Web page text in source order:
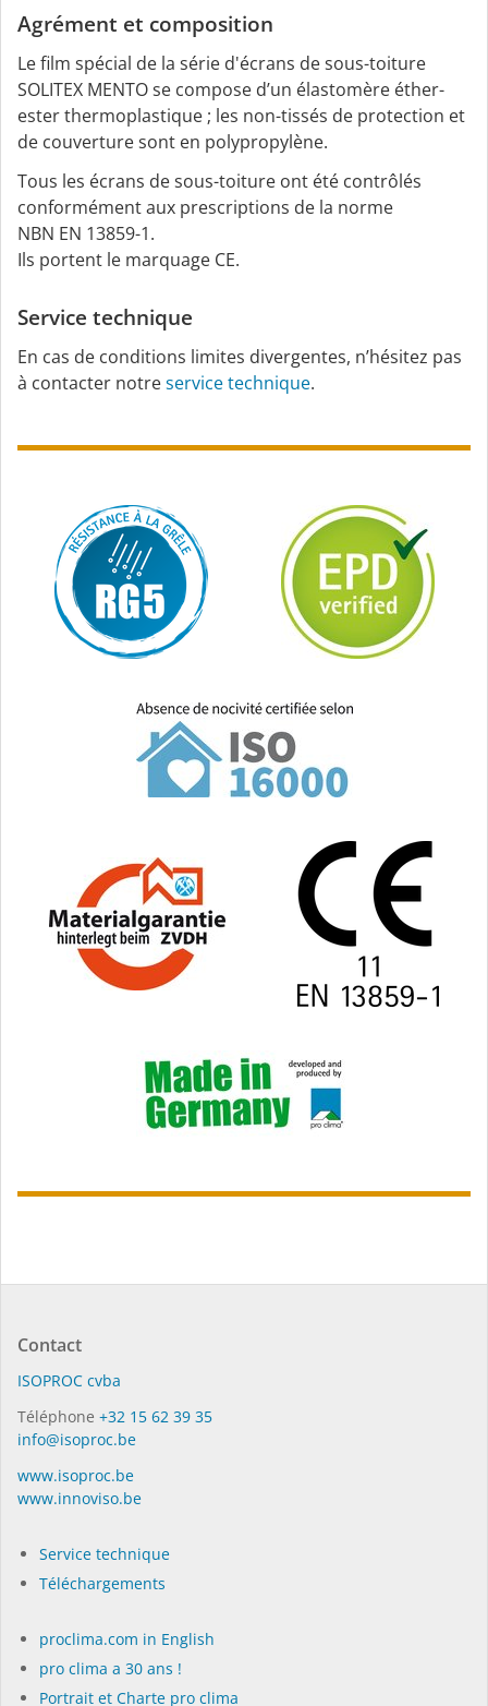
Agrément et composition
Le film spécial de la série d'écrans de sous-toiture
SOLITEX MENTO se compose d’un élastomère éther-
ester thermoplastique ; les non-tissés de protection et
de couverture sont en polypropylène.
Tous les écrans de sous-toiture ont été contrôlés
conformément aux prescriptions de la norme
NBN EN 13859-1.
Ils portent le marquage CE.
Service technique
En cas de conditions limites divergentes, n’hésitez pas
à contacter notreservice technique.
Contact
ISO­PROC cvba
Téléphone +32 15 62 39 35
info@isoproc.be
www.isoproc.be
www.innoviso.be
Service technique
Téléchargements
proclima.com in English
pro clima a 30 ans !
Portrait et Charte pro clima